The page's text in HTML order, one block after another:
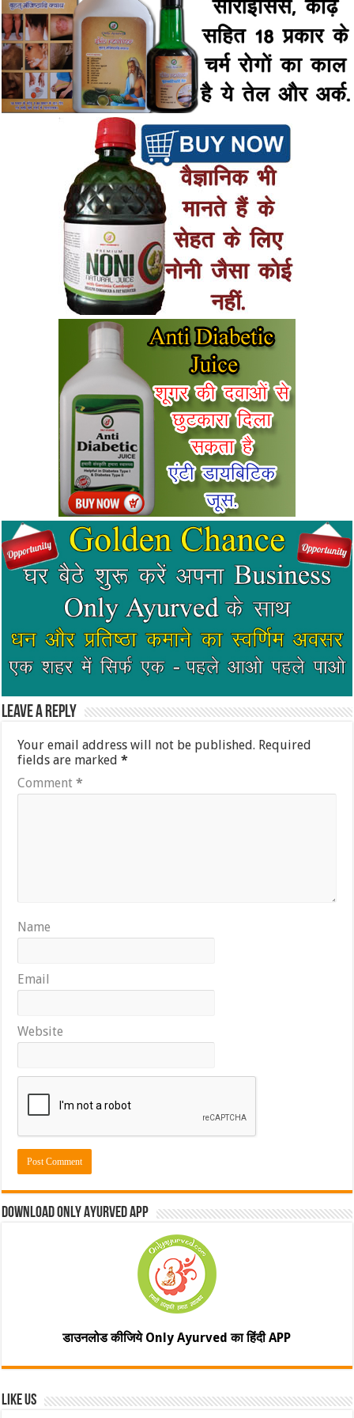
Leave a Reply
Your email address will not be published. Required
fields are marked*
Comment*
Name
Email
Website
Download Only Ayurved App
डाउनलोड कीजिये Only Ayurved का हिंदी APP
Like Us